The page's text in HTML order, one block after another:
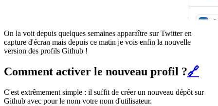
On la voit depuis quelques semaines apparaître sur Twitter en
capture d'écran mais depuis ce matin je vois enfin la nouvelle
version des profils Github !
Comment activer le nouveau profil ?🔗
C'est extrêmement simple : il suffit de créer un nouveau dépôt sur
Github avec pour le nom votre nom d'utilisateur.